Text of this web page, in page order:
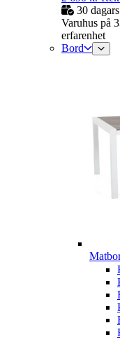
30
Varuhus på
erfarenhet
Bord